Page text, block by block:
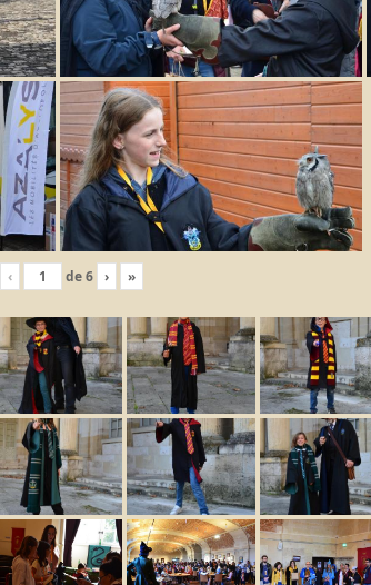
‹ de6 › »